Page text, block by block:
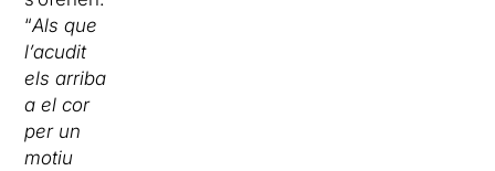
“Als que
l’acudit
els arriba
a el cor
per un
motiu